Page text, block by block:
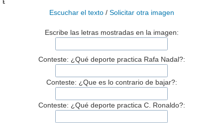
Escuchar el texto/ Solicitar otra imagen
Escribe las letras mostradas en la imagen:
Conteste: ¿Qué deporte practica Rafa Nadal?:
Conteste: ¿Que es lo contrario de bajar?:
Conteste: ¿Qué deporte practica C. Ronaldo?: